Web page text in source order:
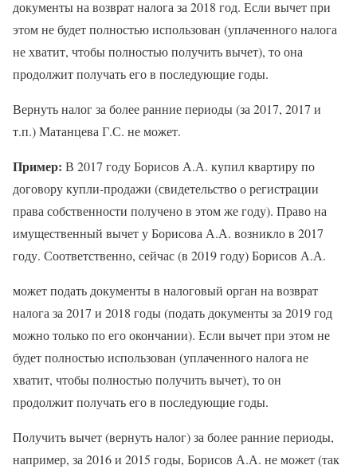
документы на возврат налога за 2018 год. Если вычет при
этом не будет полностью использован (уплаченного налога
не хватит, чтобы полностью получить вычет), то она
продолжит получать его в последующие годы.
Вернуть налог за более ранние периоды (за 2017, 2017 и
т.п.) Матанцева Г.С. не может.
Пример: В 2017 году Борисов А.А. купил квартиру по
договору купли-продажи (свидетельство о регистрации
права собственности получено в этом же году). Право на
имущественный вычет у Борисова А.А. возникло в 2017
году. Соответственно, сейчас (в 2019 году) Борисов А.А.
может подать документы в налоговый орган на возврат
налога за 2017 и 2018 годы (подать документы за 2019 год
можно только по его окончании). Если вычет при этом не
будет полностью использован (уплаченного налога не
хватит, чтобы полностью получить вычет), то он
продолжит получать его в последующие годы.
Получить вычет (вернуть налог) за более ранние периоды,
например, за 2016 и 2015 годы, Борисов А.А. не может (так